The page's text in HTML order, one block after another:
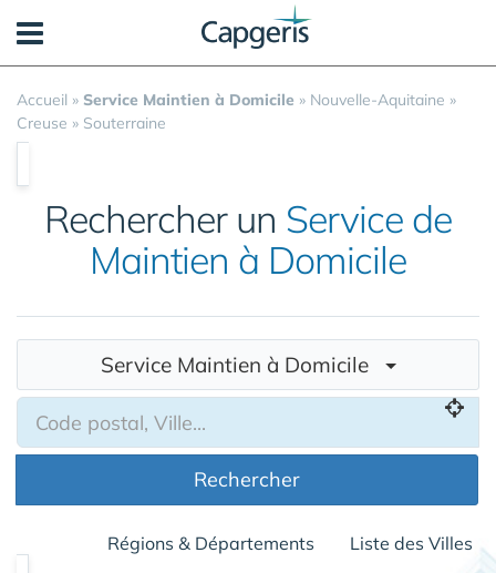
Accueil » Service Maintien à Domicile » Nouvelle-Aquitaine »
Creuse » Souterraine
Rechercher un Service de
Maintien à Domicile
Service Maintien à Domicile
Rechercher
Régions & Départements Liste des Villes